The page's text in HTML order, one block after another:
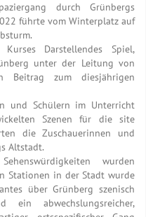
durch Grünbergs
führte vom Winterplatz auf
Darstellendes Spiel,
unter der Leitung von
zum diesjährigen
und Schülern im Unterricht
Szenen für die site
die Zuschauerinnen und
Altstadt.
wurden
Stationen in der Stadt wurde
über Grünberg szenisch
ein abwechslungsreicher,